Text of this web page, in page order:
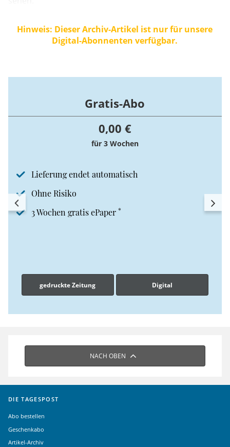
Hinweis: Dieser Archiv-Artikel ist nur für unsere
Digital-Abonnenten verfügbar.
Gratis-Abo
0,00 €
für 3 Wochen
Lieferung endet automatisch
Ohne Risiko
3 Wochen gratis ePaper *
gedruckte Zeitung Digital
NACH OBEN
DIE TAGESPOST
Abo bestellen
Geschenkabo
Artikel-Archiv